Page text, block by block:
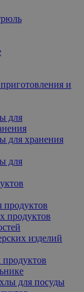
и
для
для хранения
для
продуктов
продуктов
изделий
для посуды